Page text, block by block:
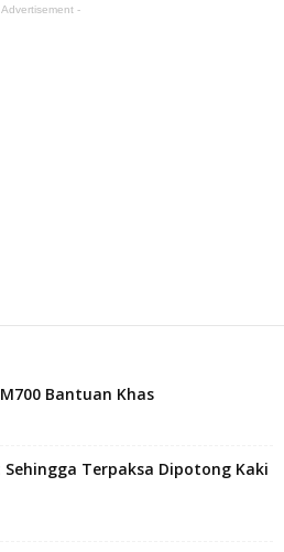
Advertisement -
Bantuan Khas
Terpaksa Dipotong Kaki